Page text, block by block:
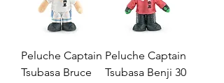
Peluche Captain
Tsubasa Bruce
Peluche Captain
Tsubasa Benji 30